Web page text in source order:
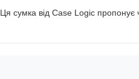
Ця сумка від Case Logic пропонує